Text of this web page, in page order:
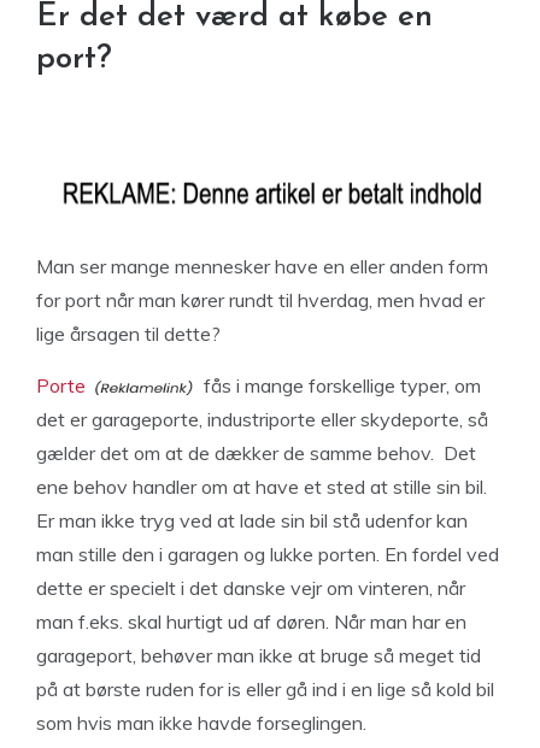
Er det det værd at købe en
port?
Man ser mange mennesker have en eller anden form
for port når man kører rundt til hverdag, men hvad er
lige årsagen til dette?
Porte
fås i mange forskellige typer, om
det er garageporte, industriporte eller skydeporte, så
gælder det om at de dækker de samme behov. Det
ene behov handler om at have et sted at stille sin bil.
Er man ikke tryg ved at lade sin bil stå udenfor kan
man stille den i garagen og lukke porten. En fordel ved
dette er specielt i det danske vejr om vinteren, når
man f.eks. skal hurtigt ud af døren. Når man har en
garageport, behøver man ikke at bruge så meget tid
på at børste ruden for is eller gå ind i en lige så kold bil
som hvis man ikke havde forseglingen.